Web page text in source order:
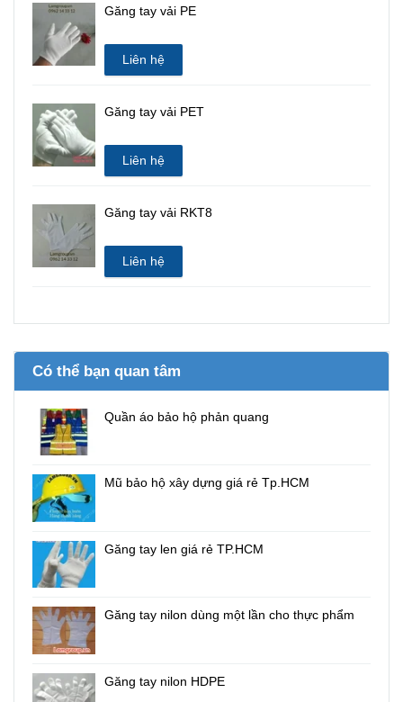
Găng tay vải PE
Liên hệ
Găng tay vải PET
Liên hệ
Găng tay vải RKT8
Liên hệ
Có thể bạn quan tâm
Quần áo bảo hộ phản quang
Mũ bảo hộ xây dựng giá rẻ Tp.HCM
Găng tay len giá rẻ TP.HCM
Găng tay nilon dùng một lần cho thực phẩm
Găng tay nilon HDPE